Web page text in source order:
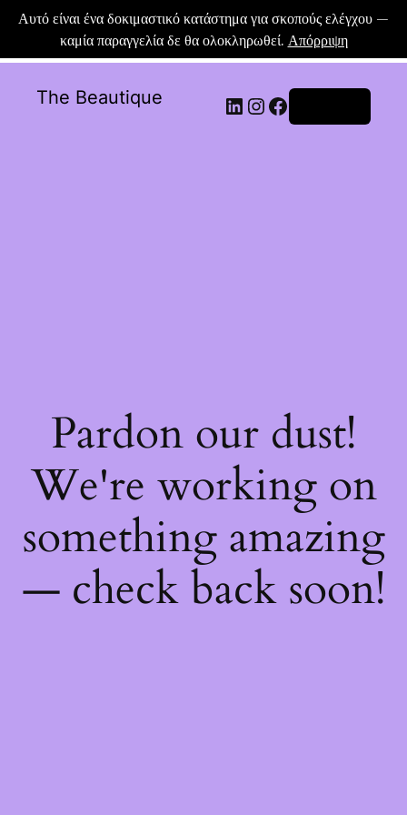
Αυτό είναι ένα δοκιμαστικό κατάστημα για σκοπούς ελέγχου —
καμία παραγγελία δε θα ολοκληρωθεί. Απόρριψη
The Beautique
Pardon our dust!
We're working on
something amazing
— check back soon!